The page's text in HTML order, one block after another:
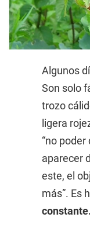
Algunos
Son solo
trozo
ligera
“no
aparecer
este, el
más”. Es
constante.